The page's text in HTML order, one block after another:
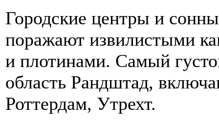
Городские центры и
поражают извилистыми
и плотинами. Самый
область Рандштад,
Роттердам, Утрехт.